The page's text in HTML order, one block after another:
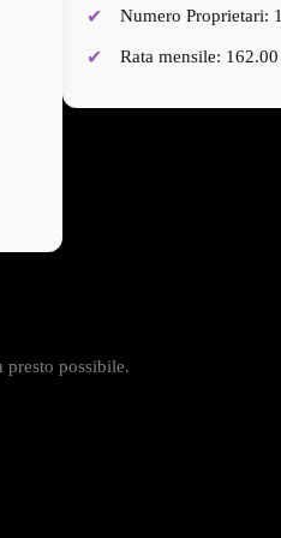
Numero Proprietari: 1
Rata mensile: 162.00
presto possibile.